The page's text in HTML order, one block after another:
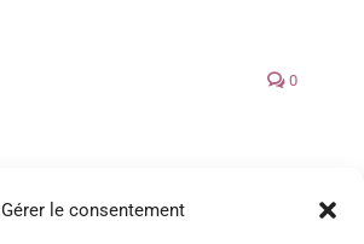
Gérer le consentement
0